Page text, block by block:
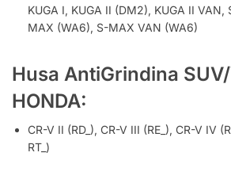
KUGA I, KUGA II (DM2), KUGA II
MAX (WA6), S-MAX VAN (WA6)
Husa AntiGrindina SUV/
HONDA:
CR-V II (RD_), CR-V III (RE_), CR-V IV
RT_)